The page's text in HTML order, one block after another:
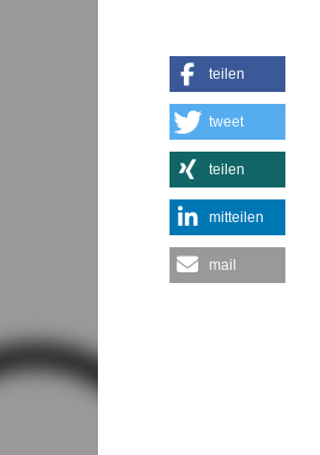
teilen
tweet
teilen
mitteilen
mail